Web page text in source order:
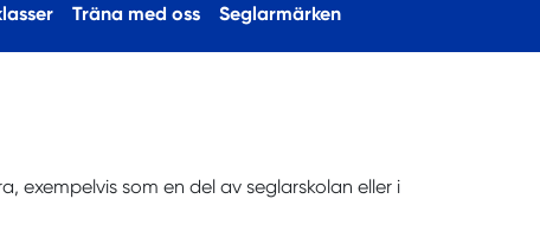
Träna med oss Seglarmärken
exempelvis som en del av seglarskolan eller i